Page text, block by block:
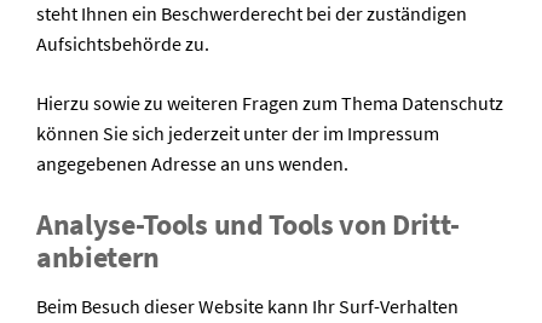
steht Ihnen ein Beschwerderecht bei der zuständigen
Aufsichtsbehörde zu.
Hierzu sowie zu weiteren Fragen zum Thema Datenschutz
können Sie sich jederzeit unter der im Impressum
angegebenen Adresse an uns wenden.
Analyse-Tools und Tools von Dritt­
anbietern
Beim Besuch dieser Website kann Ihr Surf-Verhalten